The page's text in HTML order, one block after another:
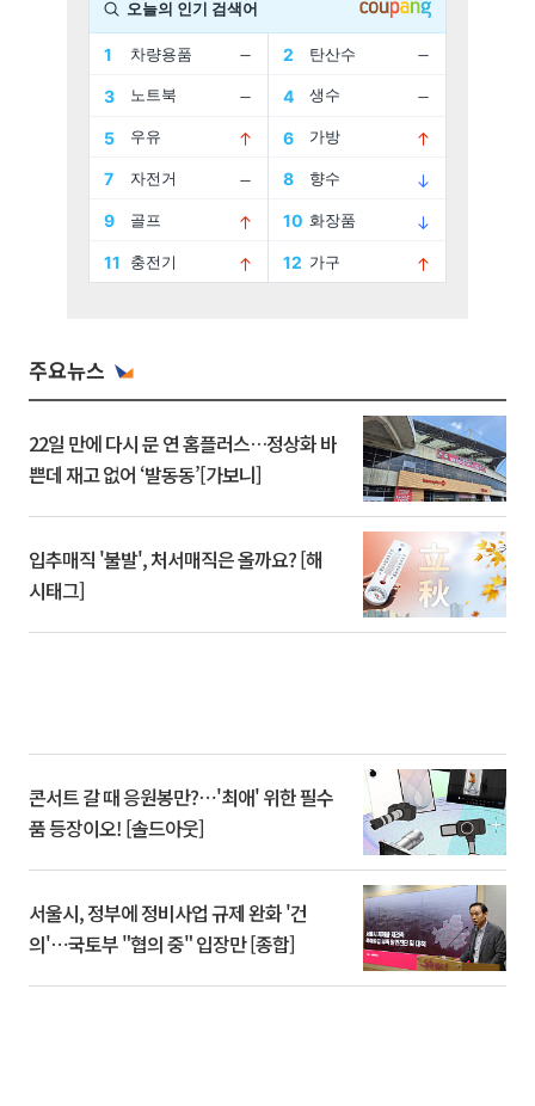
주요뉴스
22일 만에 다시 문 연 홈플러스…정상화 바
쁜데 재고 없어 ‘발동동’[가보니]
입추매직 '불발', 처서매직은 올까요? [해
시태그]
콘서트 갈 때 응원봉만?⋯'최애' 위한 필수
품 등장이오! [솔드아웃]
서울시, 정부에 정비사업 규제 완화 '건
의'⋯국토부 "협의 중" 입장만 [종합]